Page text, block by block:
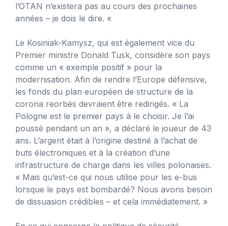
l’OTAN n’existera pas au cours des prochaines
années – je dois le dire. «
Le Kosiniak-Kamysz, qui est également vice du
Premier ministre Donald Tusk, considère son pays
comme un « exemple positif » pour la
modernisation. Afin de rendre l’Europe défensive,
les fonds du plan européen de structure de la
corona reorbés devraient être redirigés. « La
Pologne est le premier pays à le choisir. Je l’ai
poussé pendant un an », a déclaré le joueur de 43
ans. L’argent était à l’origine destiné à l’achat de
buts électroniques et à la création d’une
infrastructure de charge dans les villes polonaises.
« Mais qu’est-ce qui nous utilise pour les e-bus
lorsque le pays est bombardé? Nous avons besoin
de dissuasion crédibles – et cela immédiatement. »